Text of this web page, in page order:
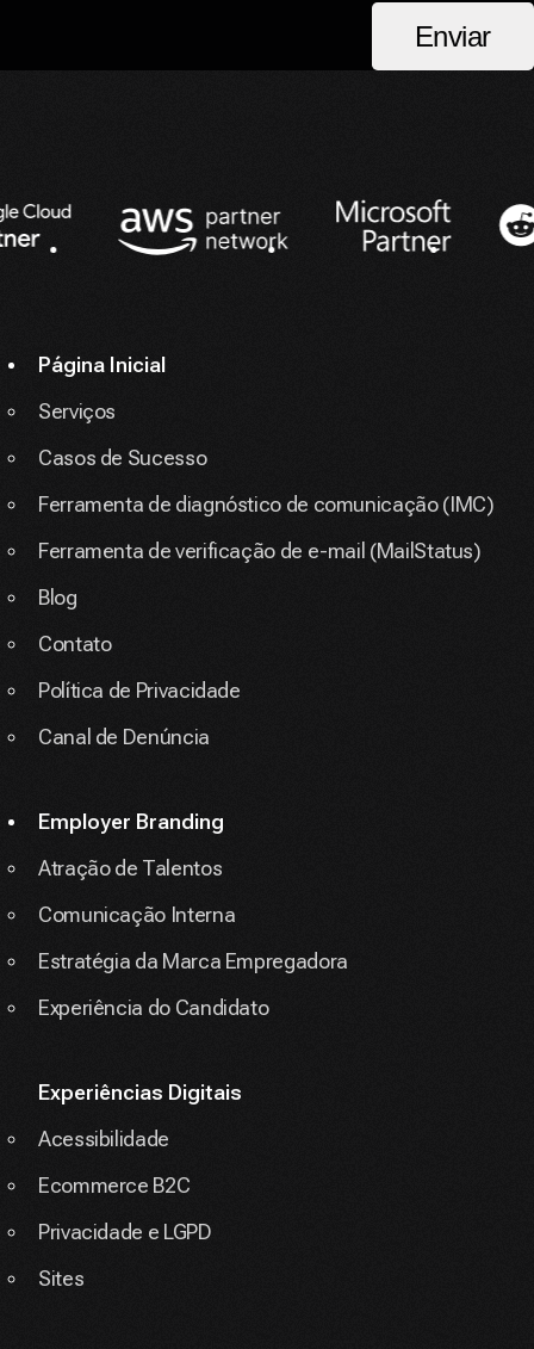
Enviar
Parceiros
Página Inicial
Serviços
Casos de Sucesso
Ferramenta de diagnóstico de comunicação (IMC)
Ferramenta de verificação de e-mail (MailStatus)
Blog
Contato
Política de Privacidade
Canal de Denúncia
Employer Branding
Atração de Talentos
Comunicação Interna
Estratégia da Marca Empregadora
Experiência do Candidato
Experiências Digitais
Acessibilidade
Ecommerce B2C
Privacidade e LGPD
Sites